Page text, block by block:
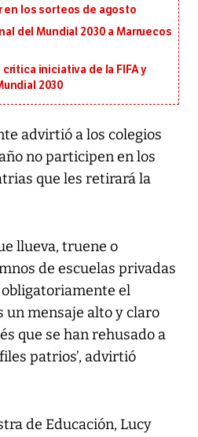
los sorteos de agosto
del Mundial 2030 a Marruecos
iniciativa de la FIFA y
2030
advirtió a los colegios
no participen en los
que les retirará la
llueva, truene o
de escuelas privadas
el
un mensaje alto y claro
que se han rehusado a
patrios’, advirtió
de Educación, Lucy